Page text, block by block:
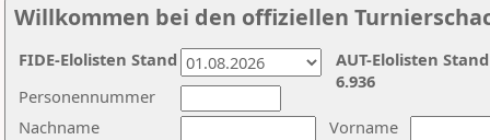
Willkommen bei den offiziellen
Nachname
Vorname
Personennummer
AUT-Elolisten
6.936
FIDE-Elolisten Stand